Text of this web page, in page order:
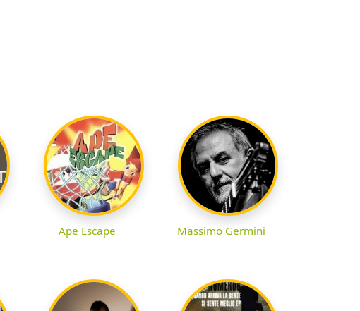
Ape Escape Massimo Germini